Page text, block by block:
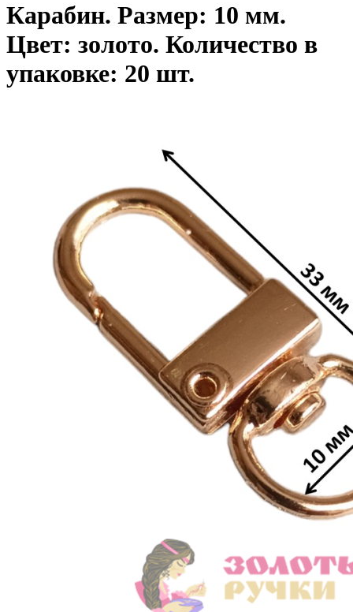
Карабин. Размер: 10 мм.
Цвет: золото. Количество в
упаковке: 20 шт.